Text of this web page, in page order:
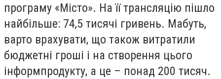
програму «Місто». На її трансляцію пішло
найбільше: 74,5 тисячі гривень. Мабуть,
варто врахувати, що також витратили
бюджетні гроші і на створення цього
інформпродукту, а це – понад 200 тисяч.